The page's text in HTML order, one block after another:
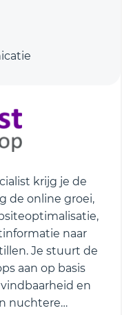
krijg je de
de online groei,
naar
Je stuurt de
aan op basis
en
nuchtere